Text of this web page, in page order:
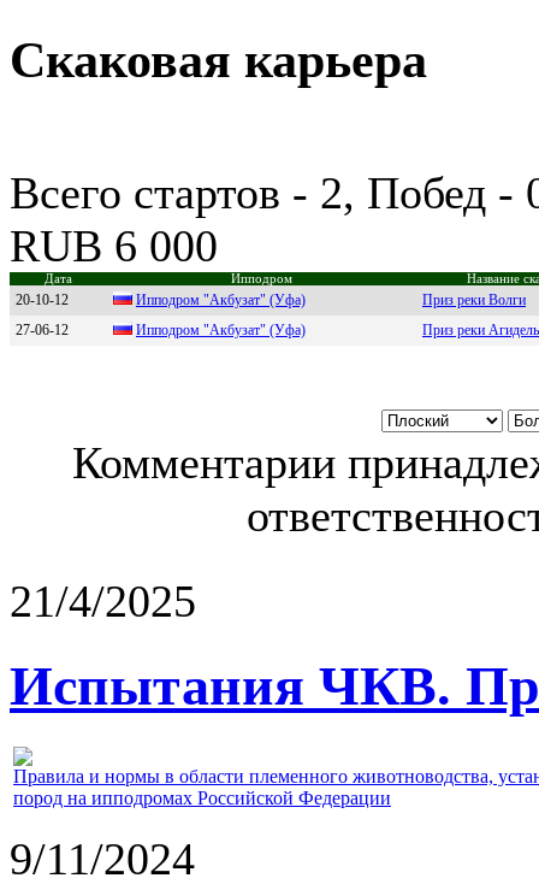
Скаковая карьера
Всего стартов - 2, Побед
RUB 6 000
Дата Ипподром Название
20-10-12 Иппoдpoм "Aкбузaт" (Уфa)
Приз реки Волги
27-06-12
Иппoдрoм "Aкбузaт" (Уфa) Приз реки Агидель
Комментарии
21/4/2025
Испытания ЧКВ.
Правила и нормы в области племенного животноводства,
пород на ипподромах Российской Федерации
9/11/2024